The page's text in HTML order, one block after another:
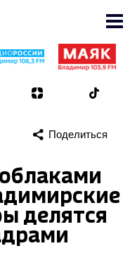
Поделиться
делятся